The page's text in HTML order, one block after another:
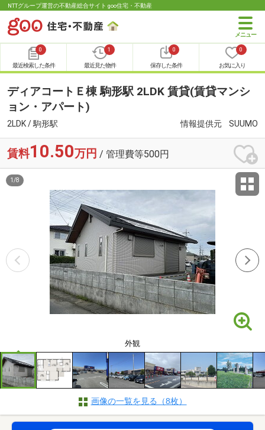
NTTグループ運営の不動産総合サイト goo住宅・不動産
0
最近検索した条件
1
最近見た物件
0
保存した条件
0
お気に入り
ディアコートＥ棟 駒形駅 2LDK 賃貸(賃貸マンシ
ョン・アパート)
2LDK / 駒形駅 情報提供元 SUUMO
賃料10.50万円 / 管理費等500円
外観
1 /8
画像の一覧を見る（8枚）